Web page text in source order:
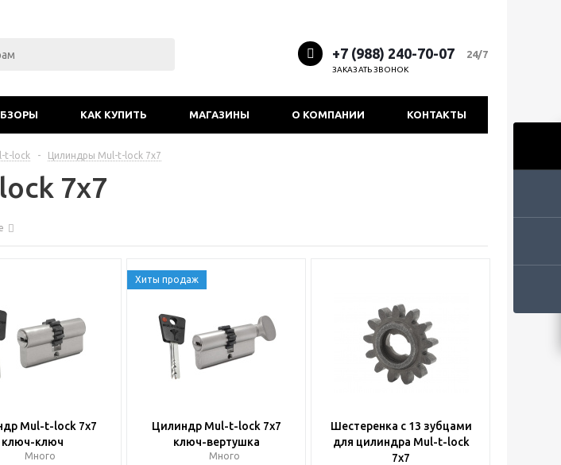
+7 (988) 240-70-07 24/7
ЗАКАЗАТЬ ЗВОНОК
КАК КУПИТЬ МАГАЗИНЫ О КОМПАНИИ КОНТАКТЫ
t-lock - Цилиндры Mul-t-lock 7x7
7x7
Mul-t-lock 7x7
ключ-ключ
Много
Хиты продаж
Цилиндр Mul-t-lock 7x7
ключ-вертушка
Много
Шестеренка с 13 зубцами
для цилиндра Mul-t-lock
7x7